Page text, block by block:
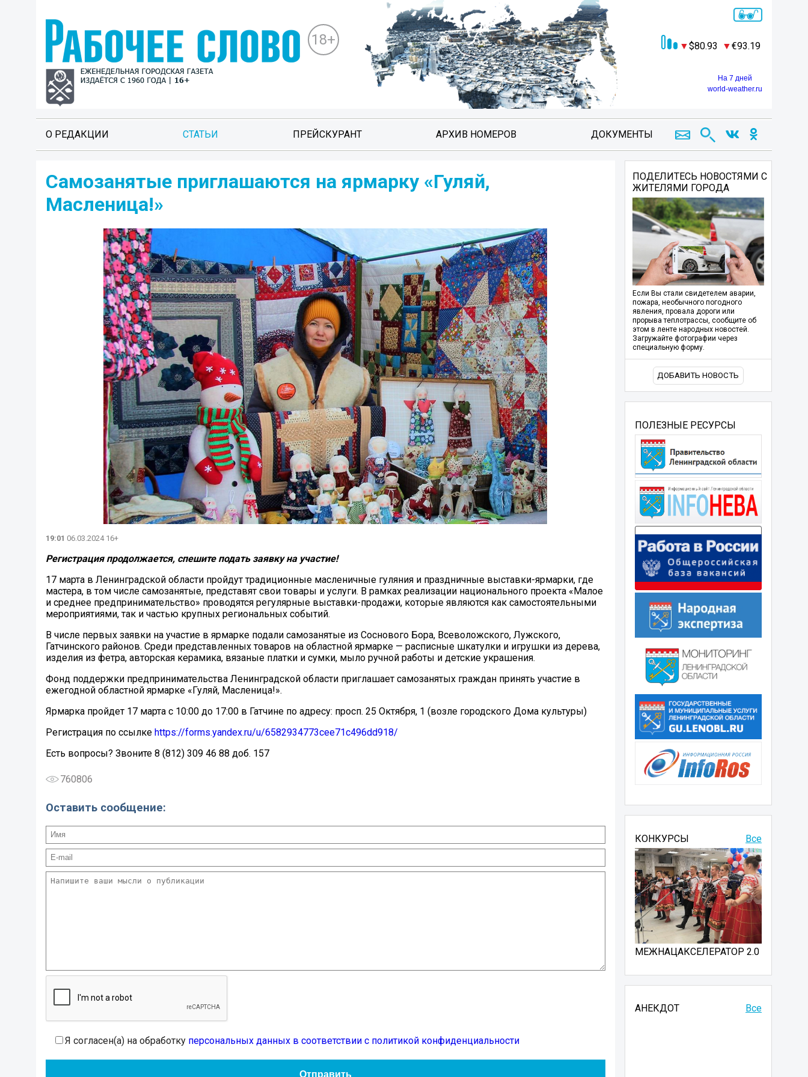
18+ 80.93 93.19
На 7 дней
world-weather.ru
О РЕДАКЦИИ СТАТЬИ ПРЕЙСКУРАНТ АРХИВ НОМЕРОВ ДОКУМЕНТЫ
Самозанятые приглашаются на ярмарку «Гуляй,
Масленица!»
19:01 06.03.2024 16+
Регистрация продолжается, спешите подать заявку на участие!
17 марта в Ленинградской области пройдут традиционные масленичные гуляния и праздничные выставки-ярмарки, где
мастера, в том числе самозанятые, представят свои товары и услуги. В рамках реализации национального проекта «Малое
и среднее предпринимательство» проводятся регулярные выставки-продажи, которые являются как самостоятельными
мероприятиями, так и частью крупных региональных событий.
В числе первых заявки на участие в ярмарке подали самозанятые из Соснового Бора, Всеволожского, Лужского,
Гатчинского районов. Среди представленных товаров на областной ярмарке — расписные шкатулки и игрушки из дерева,
изделия из фетра, авторская керамика, вязаные платки и сумки, мыло ручной работы и детские украшения.
Фонд поддержки предпринимательства Ленинградской области приглашает самозанятых граждан принять участие в
ежегодной областной ярмарке «Гуляй, Масленица!».
Ярмарка пройдет 17 марта с 10:00 до 17:00 в Гатчине по адресу: просп. 25 Октября, 1 (возле городского Дома культуры)
Регистрация по ссылке https://forms.yandex.ru/u/6582934773cee71c496dd918/
Есть вопросы? Звоните 8 (812) 309 46 88 доб. 157
760806
Оставить сообщение:
Я согласен(а) на обработку персональных данных в соответствии с политикой конфиденциальности
ПОДЕЛИТЕСЬ НОВОСТЯМИ С
ЖИТЕЛЯМИ ГОРОДА
Если Вы стали свидетелем аварии,
пожара, необычного погодного
явления, провала дороги или
прорыва теплотрассы, сообщите об
этом в ленте народных новостей.
Загружайте фотографии через
специальную форму.
ДОБАВИТЬ НОВОСТЬ
ПОЛЕЗНЫЕ РЕСУРСЫ
Все
КОНКУРСЫ
МЕЖНАЦАКСЕЛЕРАТОР 2.0
АНЕКДОТ Все